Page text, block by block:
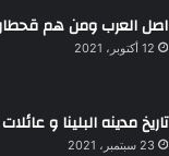
اصل العرب ومن هم
12 أكتوبر، 2021
تاريخ مدينه البلينا و عائلات
23 سبتمبر، 2021